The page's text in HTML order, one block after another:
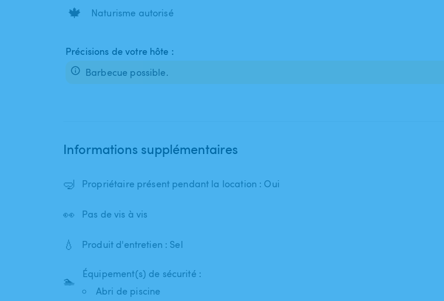
🍁 Naturisme autorisé
Précisions de votre hôte :
Barbecue possible.
Informations supplémentaires
🤿 Propriétaire présent pendant la location : Oui
👀 Pas de vis à vis
💧 Produit d'entretien : Sel
🏊
Équipement(s) de sécurité :
Abri de piscine